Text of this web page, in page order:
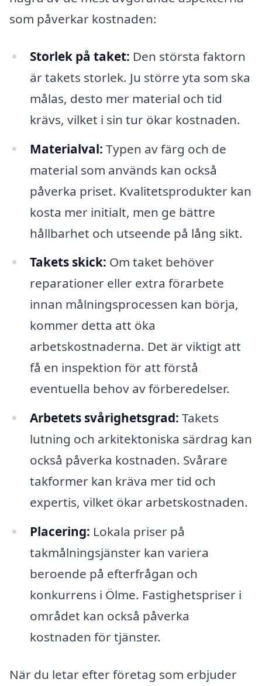
som påverkar kostnaden:
Storlek på taket: Den största faktorn
är takets storlek. Ju större yta som ska
målas, desto mer material och tid
krävs, vilket i sin tur ökar kostnaden.
Materialval: Typen av färg och de
material som används kan också
påverka priset. Kvalitetsprodukter kan
kosta mer initialt, men ge bättre
hållbarhet och utseende på lång sikt.
Takets skick: Om taket behöver
reparationer eller extra förarbete
innan målningsprocessen kan börja,
kommer detta att öka
arbetskostnaderna. Det är viktigt att
få en inspektion för att förstå
eventuella behov av förberedelser.
Arbetets svårighetsgrad: Takets
lutning och arkitektoniska särdrag kan
också påverka kostnaden. Svårare
takformer kan kräva mer tid och
expertis, vilket ökar arbetskostnaden.
Placering: Lokala priser på
takmålningsjänster kan variera
beroende på efterfrågan och
konkurrens i Ölme. Fastighetspriser i
området kan också påverka
kostnaden för tjänster.
När du letar efter företag som erbjuder